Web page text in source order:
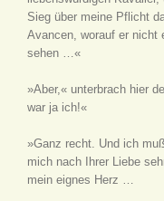
Sieg über meine Pflicht
Avancen, worauf er nicht
sehen …«
»Aber,« unterbrach hier
war ja ich!«
»Ganz recht. Und ich
mich nach Ihrer Liebe
mein eignes Herz …